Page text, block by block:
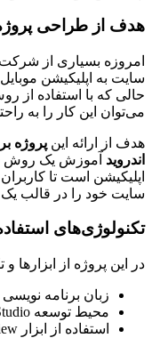
هدف از طراحی
امروزه بسیاری از
سایت به اپلیکیشن
حالی که با استفاده از
می‌توان این کار را به
هدف از ارائه این پروژه
اندروید آموزش یک روش
اپلیکیشن است تا کاربران
سایت خود را در قالب یک
تکنولوژی‌های
در این پروژه از
زبان برنامه نویسی Java
محیط توسعه Android Studio
استفاده از ابزار WebView برای نمایش صفحات وب